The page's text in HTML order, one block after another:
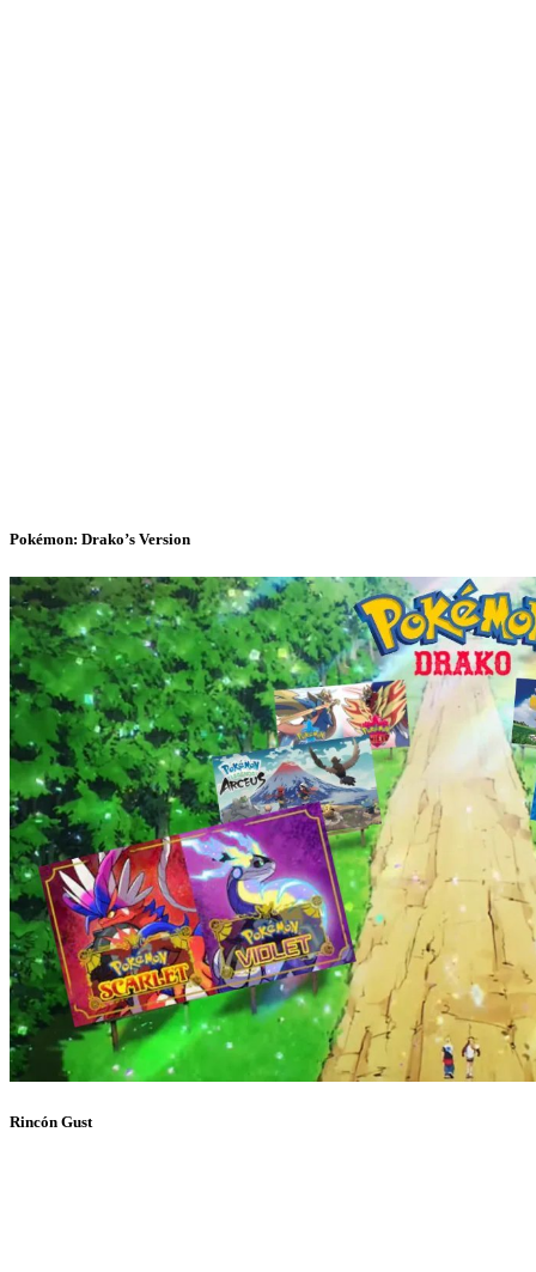
Pokémon: Drako’s Version
Rincón Gust